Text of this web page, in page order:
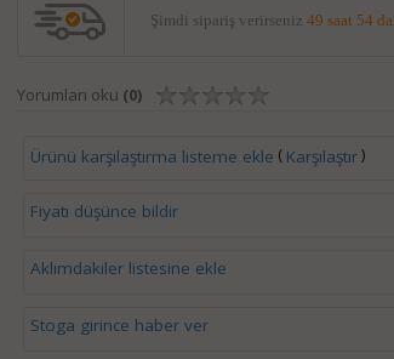
Şimdi sipariş verirseniz 49 saat 54
Yorumları oku (0)
Ürünü karşılaştırma listeme ekle ( Karşılaştır)
Fiyatı düşünce bildir
Aklımdakiler listesine ekle
Stoga girince haber ver